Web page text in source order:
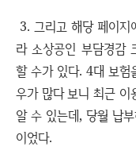
3. 그리고 해당 페이지
라 소상공인 부담경감
할 수가 있다. 4대 보험
우가 많다 보니 최근 이
알 수 있는데, 당월 납
이었다.